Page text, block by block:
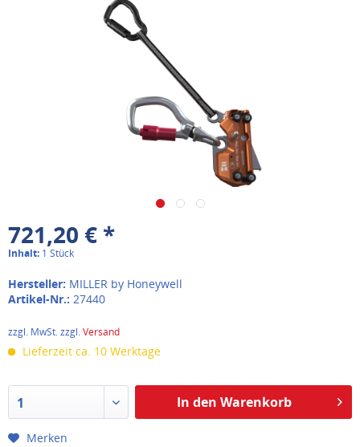
721,20 € *
Inhalt: 1 Stück
Hersteller: MILLER by Honeywell
Artikel-Nr.: 27440
zzgl. MwSt. zzgl.Versand
Lieferzeit ca. 10 Werktage
1 In den Warenkorb
Merken